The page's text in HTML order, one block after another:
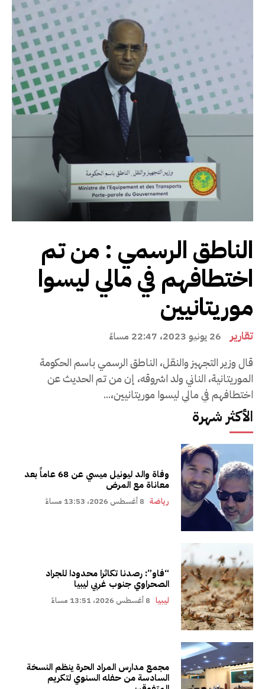
الناطق الرسمي : من تم
اختطافهم في مالي ليسوا
موريتانيين
تقارير 26 يونيو 2023، 22:47 مساءً
قال وزير التجهيز والنقل، الناطق الرسمي باسم الحكومة
الموريتانية، الناني ولد اشروقه، إن من تم الحديث عن
اختطافهم في مالي ليسوا موريتانيين،...
الأكثر شهرة
وفاة والد ليونيل ميسي عن 68 عاماً بعد
معاناة مع المرض
رياضة 8 أغسطس 2026، 13:53 مساءً
“فاو”: رصدنا تكاثرا محدودا للجراد
الصحراوي جنوب غربي ليبيا
ليبيا 8 أغسطس 2026، 13:51 مساءً
مجمع مدارس المراد الحرة ينظم النسخة
السادسة من حفله السنوي لتكريم